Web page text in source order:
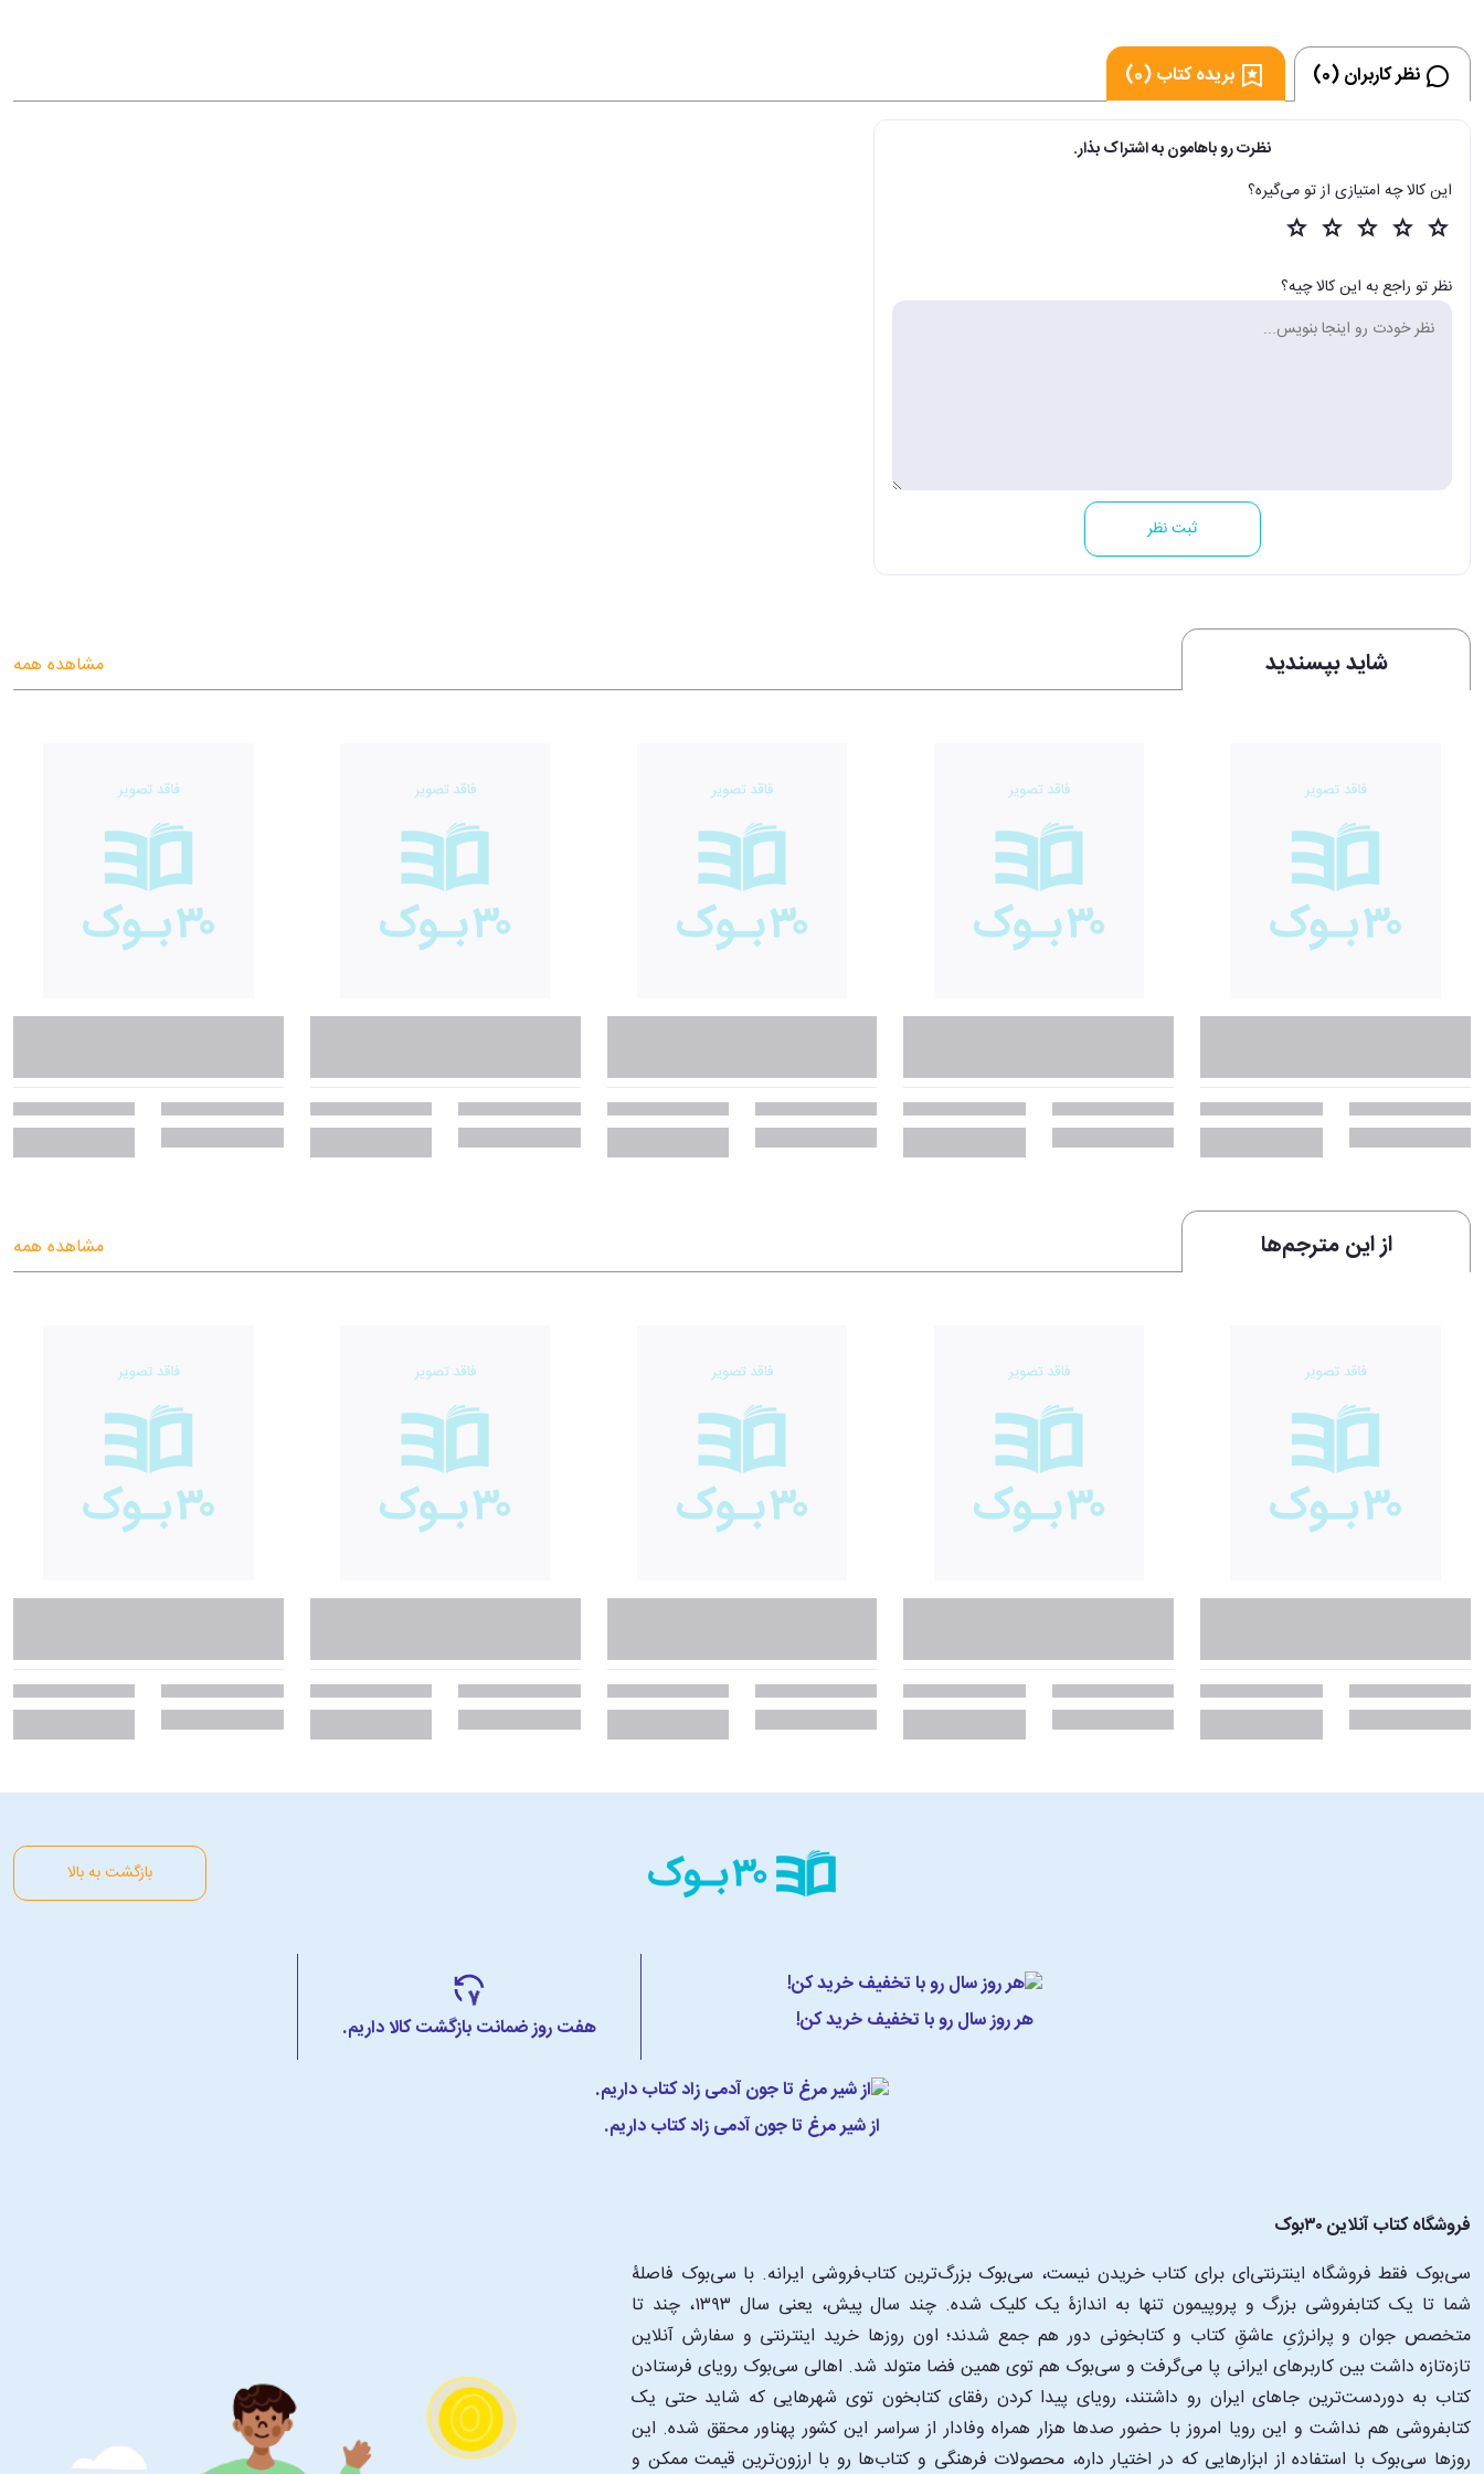
نظر کاربران (0) بریده کتاب (0)
نظرت رو باهامون به اشتراک بذار.
این کالا چه امتیازی از تو می‌گیره؟
نظر تو راجع به این کالا چیه؟
ثبت نظر
شاید بپسندید مشاهده همه
از این مترجم‌ها مشاهده همه
بازگشت به بالا
هر روز سال رو با تخفیف خرید کن! هفت روز ضمانت بازگشت کالا داریم.
از شیر مرغ تا جون آدمی زاد کتاب داریم.
فروشگاه کتاب آنلاین ۳۰بوک
سی‌بوک فقط فروشگاه اینترنتی‌ای برای کتاب خریدن نیست، سی‌بوک بزرگ‌ترین کتاب‌فروشی ایرانه. با سی‌بوک فاصلۀ
شما تا یک کتابفروشی بزرگ و پروپیمون تنها به اندازۀ یک کلیک شده. چند سال پیش، یعنی سال ۱۳۹۳، چند تا
متخصص جوان و پرانرژیِ عاشقِ کتاب و کتابخونی دور هم جمع شدند؛ اون‌ روزها خرید اینترنتی و سفارش آنلاین
تازه‌تازه داشت بین کاربرهای ایرانی پا می‌گرفت و سی‌بوک هم توی همین فضا متولد شد. اهالی سی‌بوک رویای فرستادن
کتاب به دوردست‌ترین جاهای ایران رو داشتند، رویای پیدا کردن رفقای کتابخون توی شهرهایی که شاید حتی یک
کتابفروشی هم نداشت و این رویا امروز با حضور صدها هزار همراه وفادار از سراسر این کشور پهناور محقق شده. این
‌روزها سی‌بوک با استفاده از ابزارهایی که در اختیار داره، محصولات فرهنگی و کتاب‌ها رو با ارزون‌ترین قیمت ممکن و